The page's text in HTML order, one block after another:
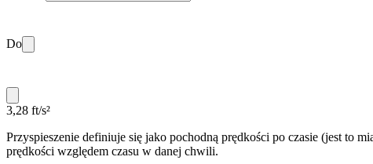
Do
3,28 ft/s²
Przyspieszenie definiuje się jako pochodną prędkości po czasie (jest to
prędkości względem czasu w danej chwili.